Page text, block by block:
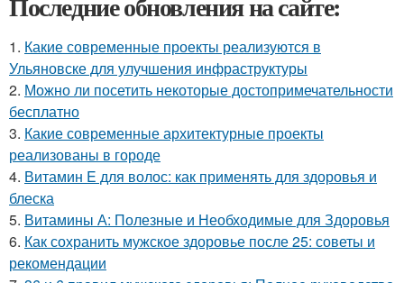
1. Какие современные проекты реализуются в
Ульяновске для улучшения инфраструктуры
2. Можно ли посетить некоторые достопримечательности
бесплатно
3. Какие современные архитектурные проекты
реализованы в городе
4. Витамин E для волос: как применять для здоровья и
блеска
5. Витамины А: Полезные и Необходимые для Здоровья
6. Как сохранить мужское здоровье после 25: советы и
рекомендации